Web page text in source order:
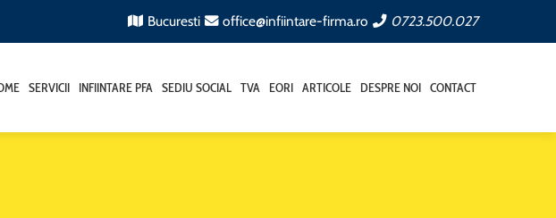
Bucuresti office@infiintare-firma.ro 0723.500.027
SERVICII INFIINTARE PFA SEDIU SOCIAL TVA EORI ARTICOLE DESPRE NOI CONTACT